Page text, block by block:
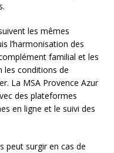
les mêmes
l’harmonisation des
familial et les
les conditions de
La MSA Provence Azur
des plateformes
en ligne et le suivi des
peut surgir en cas de